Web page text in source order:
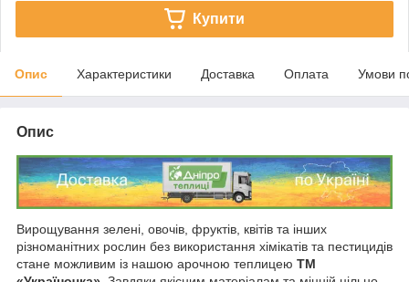
Купити
Опис Характеристики Доставка Оплата Умови
Опис
Вирощування зелені, овочів, фруктів, квітів та інших
різноманітних рослин без використання хімікатів та пестицидів
стане можливим із нашою арочною теплицею ТМ